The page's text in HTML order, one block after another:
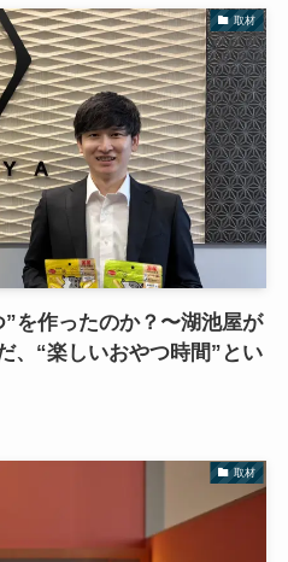
取材
を作ったのか？〜湖池屋が
、“楽しいおやつ時間”とい
取材